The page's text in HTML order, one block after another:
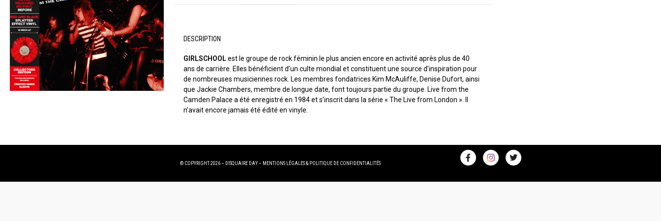
DESCRIPTION
GIRLSCHOOLest le groupe de rock féminin le plus ancien encore en activité après plus de 40
ans de carrière. Elles bénéficient d’un culte mondial et constituent une source d’inspiration pour
de nombreuses musiciennes rock. Les membres fondatrices Kim McAuliffe, Denise Dufort, ainsi
que Jackie Chambers, membre de longue date, font toujours partie du groupe. Live from the
Camden Palace a été enregistré en 1984 et s’inscrit dans la série « The Live from London ». Il
n’avait encore jamais été édité en vinyle.
© COPYRIGHT 2026 – DISQUAIRE DAY – MENTIONS LÉGALES& POLITIQUE DE CONFIDENTIALITÉS